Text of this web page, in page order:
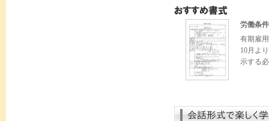
労働条
有期雇
10月よ
示する